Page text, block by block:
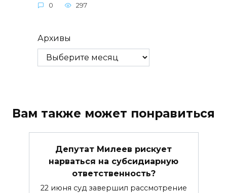
0
297
Архивы
Вам также может понравиться
Депутат Милеев рискует
нарваться на субсидиарную
ответственность?
22 июня суд завершил рассмотрение